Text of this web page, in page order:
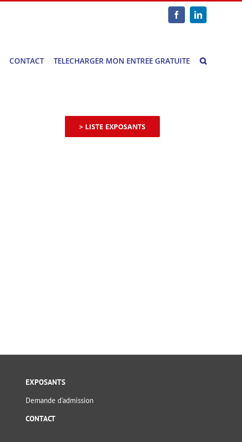
FacebookLinkedIn
CONTACT TELECHARGER MON ENTREE GRATUITE
> LISTE EXPOSANTS
EXPOSANTS
Demande d’admission
CONTACT